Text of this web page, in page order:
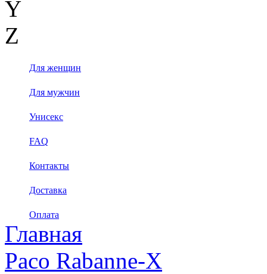
Y
Z
Для женщин
Для мужчин
Унисекс
FAQ
Контакты
Доставка
Оплата
Главная
Paco Rabanne-X